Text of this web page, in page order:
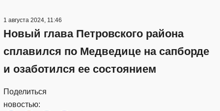
1 августа 2024, 11:46
Новый глава Петровского района
сплавился по Медведице на сапборде
и озаботился ее состоянием
Поделиться
новостью: